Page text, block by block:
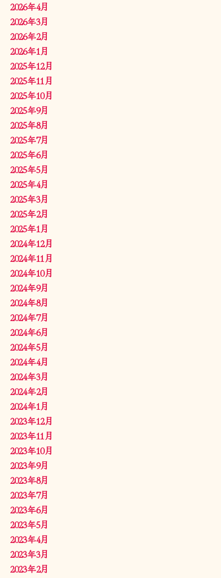
2026年4月
2026年3月
2026年2月
2026年1月
2025年12月
2025年11月
2025年10月
2025年9月
2025年8月
2025年7月
2025年6月
2025年5月
2025年4月
2025年3月
2025年2月
2025年1月
2024年12月
2024年11月
2024年10月
2024年9月
2024年8月
2024年7月
2024年6月
2024年5月
2024年4月
2024年3月
2024年2月
2024年1月
2023年12月
2023年11月
2023年10月
2023年9月
2023年8月
2023年7月
2023年6月
2023年5月
2023年4月
2023年3月
2023年2月